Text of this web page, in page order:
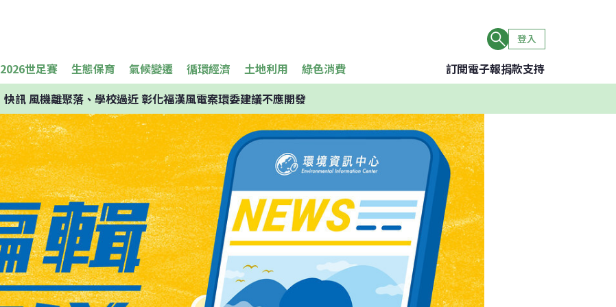
登入
2026世足賽 生態保育 氣候變遷 循環經濟 土地利用 綠色消費 訂閱電子報捐款支持
快訊風機離聚落、學校過近 彰化福漢風電案環委建議不應開發